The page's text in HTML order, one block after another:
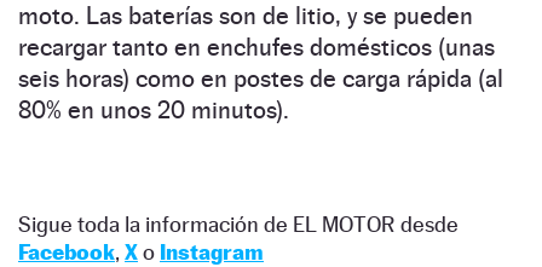
moto. Las baterías son de litio, y se pueden
recargar tanto en enchufes domésticos (unas
seis horas) como en postes de carga rápida (al
80% en unos 20 minutos).
Sigue toda la información de EL MOTOR desde
Facebook, Xo Instagram